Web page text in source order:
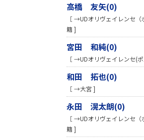
高橋 友矢(0)
［ →UDオリヴェイレンセ
籍 ]
宮田 和純(0)
［ →UDオリヴェイレンセ(
和田 拓也(0)
［ →大宮 ]
永田 滉太朗(0)
［ →UDオリヴェイレンセ
籍 ]